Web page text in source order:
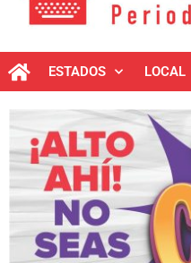
ESTADOS LOCAL